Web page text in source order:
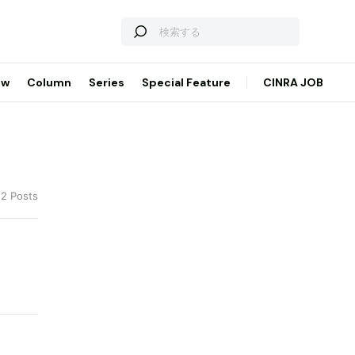
Column Series Special Feature CINRA JOB
Posts